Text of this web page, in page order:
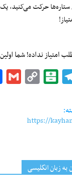
حرکت می‌کنید، یک
امتیاز نداده! شما
Telegram
Balatarin
Copy
https://
به زبان انگلیسی